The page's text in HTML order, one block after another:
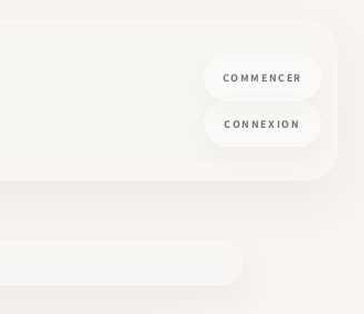
COMMENCER
CONNEXION